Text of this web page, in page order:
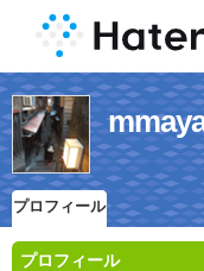
プロフィール
プロフィール